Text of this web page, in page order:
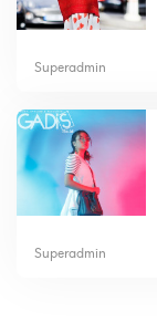
Superadmin
Superadmin